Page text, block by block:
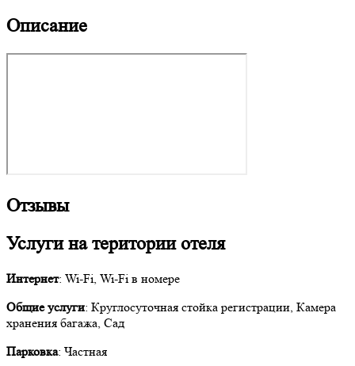
Описание
Отзывы
Услуги на територии отеля
Интернет: Wi-Fi, Wi-Fi в номере
Общие услуги: Круглосуточная стойка регистрации, Камера
хранения багажа, Сад
Парковка: Частная